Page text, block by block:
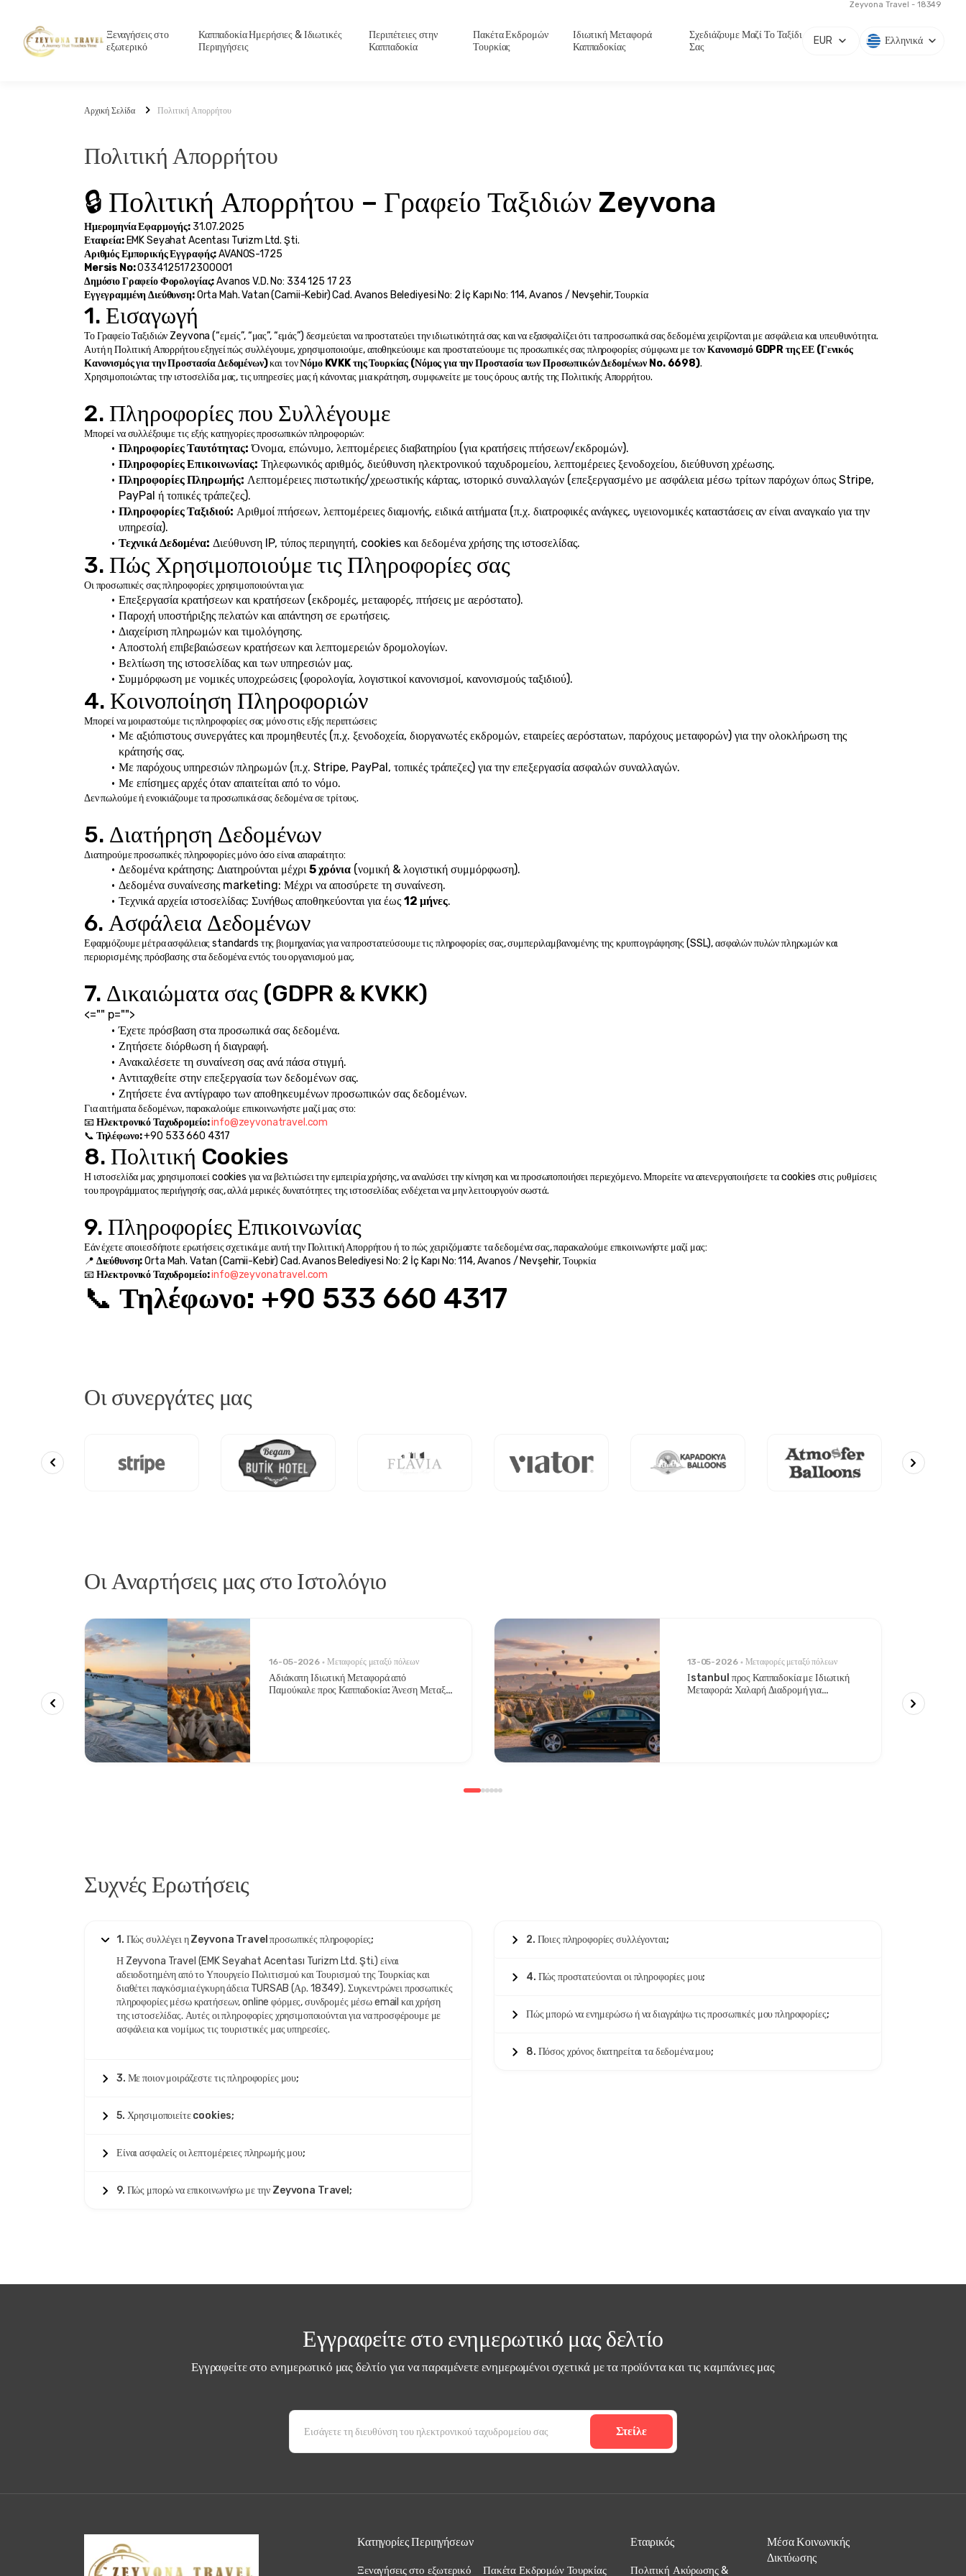
Zeyvona Travel - 18349
Ξεναγήσεις στο
εξωτερικό
Καππαδοκία Ημερήσιες & Ιδιωτικές
Περιηγήσεις
Περιπέτειες στην
Καππαδοκία
Πακέτα Εκδρομών
Τουρκίας
Ιδιωτική Μεταφορά
Καππαδοκίας
Σχεδιάζουμε Μαζί Το Ταξίδι
Σας
EUR Ελληνικά
Αρχική Σελίδα Πολιτική Απορρήτου
Πολιτική Απορρήτου
🔒 Πολιτική Απορρήτου – Γραφείο Ταξιδιών Zeyvona
Ημερομηνία Εφαρμογής: 31.07.2025
Εταιρεία: EMK Seyahat Acentası Turizm Ltd. Şti.
Αριθμός Εμπορικής Εγγραφής: AVANOS-1725
Mersis No: 0334125172300001
Δημόσιο Γραφείο Φορολογίας: Avanos V.D. No: 334 125 17 23
Εγγεγραμμένη Διεύθυνση: Orta Mah. Vatan (Camii-Kebir) Cad. Avanos Belediyesi No: 2 İç Kapı No: 114, Avanos / Nevşehir, Τουρκία
1. Εισαγωγή
Το Γραφείο Ταξιδιών Zeyvona (“εμείς”, “μας”, “εμάς”) δεσμεύεται να προστατεύει την ιδιωτικότητά σας και να εξασφαλίζει ότι τα προσωπικά σας δεδομένα χειρίζονται με ασφάλεια και υπευθυνότητα.
Αυτή η Πολιτική Απορρήτου εξηγεί πώς συλλέγουμε, χρησιμοποιούμε, αποθηκεύουμε και προστατεύουμε τις προσωπικές σας πληροφορίες σύμφωνα με τον Κανονισμό GDPR της ΕΕ (Γενικός
Κανονισμός για την Προστασία Δεδομένων) και τον Νόμο KVKK της Τουρκίας (Νόμος για την Προστασία των Προσωπικών Δεδομένων No. 6698).
Χρησιμοποιώντας την ιστοσελίδα μας, τις υπηρεσίες μας ή κάνοντας μια κράτηση, συμφωνείτε με τους όρους αυτής της Πολιτικής Απορρήτου.
2. Πληροφορίες που Συλλέγουμε
Μπορεί να συλλέξουμε τις εξής κατηγορίες προσωπικών πληροφοριών:
Πληροφορίες Ταυτότητας: Όνομα, επώνυμο, λεπτομέρειες διαβατηρίου (για κρατήσεις πτήσεων/εκδρομών).
Πληροφορίες Επικοινωνίας: Τηλεφωνικός αριθμός, διεύθυνση ηλεκτρονικού ταχυδρομείου, λεπτομέρειες ξενοδοχείου, διεύθυνση χρέωσης.
Πληροφορίες Πληρωμής: Λεπτομέρειες πιστωτικής/χρεωστικής κάρτας, ιστορικό συναλλαγών (επεξεργασμένο με ασφάλεια μέσω τρίτων παρόχων όπως Stripe,
PayPal ή τοπικές τράπεζες).
Πληροφορίες Ταξιδιού: Αριθμοί πτήσεων, λεπτομέρειες διαμονής, ειδικά αιτήματα (π.χ. διατροφικές ανάγκες, υγειονομικές καταστάσεις αν είναι αναγκαίο για την
υπηρεσία).
Τεχνικά Δεδομένα: Διεύθυνση IP, τύπος περιηγητή, cookies και δεδομένα χρήσης της ιστοσελίδας.
3. Πώς Χρησιμοποιούμε τις Πληροφορίες σας
Οι προσωπικές σας πληροφορίες χρησιμοποιούνται για:
Επεξεργασία κρατήσεων και κρατήσεων (εκδρομές, μεταφορές, πτήσεις με αερόστατο).
Παροχή υποστήριξης πελατών και απάντηση σε ερωτήσεις.
Διαχείριση πληρωμών και τιμολόγησης.
Αποστολή επιβεβαιώσεων κρατήσεων και λεπτομερειών δρομολογίων.
Βελτίωση της ιστοσελίδας και των υπηρεσιών μας.
Συμμόρφωση με νομικές υποχρεώσεις (φορολογία, λογιστικοί κανονισμοί, κανονισμούς ταξιδιού).
4. Κοινοποίηση Πληροφοριών
Μπορεί να μοιραστούμε τις πληροφορίες σας μόνο στις εξής περιπτώσεις:
Με αξιόπιστους συνεργάτες και προμηθευτές (π.χ. ξενοδοχεία, διοργανωτές εκδρομών, εταιρείες αερόστατων, παρόχους μεταφορών) για την ολοκλήρωση της
κράτησής σας.
Με παρόχους υπηρεσιών πληρωμών (π.χ. Stripe, PayPal, τοπικές τράπεζες) για την επεξεργασία ασφαλών συναλλαγών.
Με επίσημες αρχές όταν απαιτείται από το νόμο.
Δεν πωλούμε ή ενοικιάζουμε τα προσωπικά σας δεδομένα σε τρίτους.
5. Διατήρηση Δεδομένων
Διατηρούμε προσωπικές πληροφορίες μόνο όσο είναι απαραίτητο:
Δεδομένα κράτησης: Διατηρούνται μέχρι 5 χρόνια (νομική & λογιστική συμμόρφωση).
Δεδομένα συναίνεσης marketing: Μέχρι να αποσύρετε τη συναίνεση.
Τεχνικά αρχεία ιστοσελίδας: Συνήθως αποθηκεύονται για έως 12 μήνες.
6. Ασφάλεια Δεδομένων
Εφαρμόζουμε μέτρα ασφάλειας standards της βιομηχανίας για να προστατεύσουμε τις πληροφορίες σας, συμπεριλαμβανομένης της κρυπτογράφησης (SSL), ασφαλών πυλών πληρωμών και
περιορισμένης πρόσβασης στα δεδομένα εντός του οργανισμού μας.
7. Δικαιώματα σας (GDPR & KVKK)
<="" p="">
Έχετε πρόσβαση στα προσωπικά σας δεδομένα.
Ζητήσετε διόρθωση ή διαγραφή.
Ανακαλέσετε τη συναίνεση σας ανά πάσα στιγμή.
Αντιταχθείτε στην επεξεργασία των δεδομένων σας.
Ζητήσετε ένα αντίγραφο των αποθηκευμένων προσωπικών σας δεδομένων.
Για αιτήματα δεδομένων, παρακαλούμε επικοινωνήστε μαζί μας στο:
📧 Ηλεκτρονικό Ταχυδρομείο:info@zeyvonatravel.com
📞 Τηλέφωνο: +90 533 660 4317
8. Πολιτική Cookies
Η ιστοσελίδα μας χρησιμοποιεί cookies για να βελτιώσει την εμπειρία χρήσης, να αναλύσει την κίνηση και να προσωποποιήσει περιεχόμενο. Μπορείτε να απενεργοποιήσετε τα cookies στις ρυθμίσεις
του προγράμματος περιήγησής σας, αλλά μερικές δυνατότητες της ιστοσελίδας ενδέχεται να μην λειτουργούν σωστά.
9. Πληροφορίες Επικοινωνίας
Εάν έχετε οποιεσδήποτε ερωτήσεις σχετικά με αυτή την Πολιτική Απορρήτου ή το πώς χειριζόμαστε τα δεδομένα σας, παρακαλούμε επικοινωνήστε μαζί μας:
📍 Διεύθυνση: Orta Mah. Vatan (Camii-Kebir) Cad. Avanos Belediyesi No: 2 İç Kapı No: 114, Avanos / Nevşehir, Τουρκία
📧 Ηλεκτρονικό Ταχυδρομείο:info@zeyvonatravel.com
📞 Τηλέφωνο: +90 533 660 4317
Οι συνεργάτες μας
Οι Αναρτήσεις μας στο Ιστολόγιο
16-05-2026 Μεταφορές μεταξύ πόλεων
Αδιάκοπη Ιδιωτική Μεταφορά από
Παμούκαλε προς Καππαδοκία: Άνεση Μεταξύ
13-05-2026 Μεταφορές μεταξύ πόλεων
Ιstanbul προς Καππαδοκία με Ιδιωτική
Μεταφορά: Χαλαρή Διαδρομή για
Συχνές Ερωτήσεις
1. Πώς συλλέγει η Zeyvona Travel προσωπικές πληροφορίες;
Η Zeyvona Travel (EMK Seyahat Acentası Turizm Ltd. Şti.) είναι
αδειοδοτημένη από το Υπουργείο Πολιτισμού και Τουρισμού της Τουρκίας και
διαθέτει παγκόσμια έγκυρη άδεια TURSAB (Αρ. 18349). Συγκεντρώνει προσωπικές
πληροφορίες μέσω κρατήσεων, online φόρμες, συνδρομές μέσω email και χρήση
της ιστοσελίδας. Αυτές οι πληροφορίες χρησιμοποιούνται για να προσφέρουμε με
ασφάλεια και νομίμως τις τουριστικές μας υπηρεσίες.
3. Με ποιον μοιράζεστε τις πληροφορίες μου;
5. Χρησιμοποιείτε cookies;
Είναι ασφαλείς οι λεπτομέρειες πληρωμής μου;
9. Πώς μπορώ να επικοινωνήσω με την Zeyvona Travel;
2. Ποιες πληροφορίες συλλέγονται;
4. Πώς προστατεύονται οι πληροφορίες μου;
Πώς μπορώ να ενημερώσω ή να διαγράψω τις προσωπικές μου πληροφορίες;
8. Πόσος χρόνος διατηρείται τα δεδομένα μου;
Εγγραφείτε στο ενημερωτικό μας δελτίο
Εγγραφείτε στο ενημερωτικό μας δελτίο για να παραμένετε ενημερωμένοι σχετικά με τα προϊόντα και τις καμπάνιες μας
Στείλε
Κατηγορίες Περιηγήσεων
Ξεναγήσεις στο εξωτερικό Πακέτα Εκδρομών Τουρκίας
Εταιρικός
Πολιτική Ακύρωσης &
Μέσα Κοινωνικής
Δικτύωσης